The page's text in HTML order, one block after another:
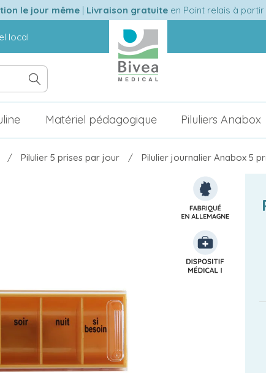
le jour même| Livraison gratuiteen Point relais à
local
Matériel pédagogique Piluliers Anabox
Pilulier 5 prises par jour Pilulier journalier Anabox 5